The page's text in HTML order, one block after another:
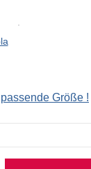
Größe !